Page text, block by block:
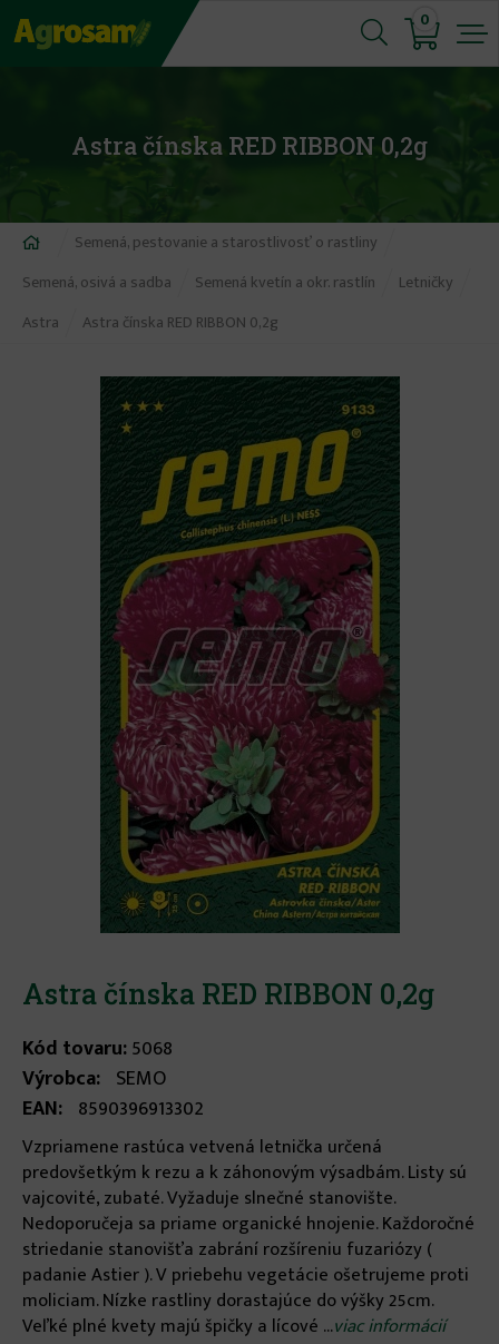
Jump
to
0
Astra čínska RED RIBBON 0,2g
Nachádzate
sa
tu
Semená, pestovanie a starostlivosť o rastliny
Semená, osivá a sadba
Semená kvetín a okr. rastlín
Letničky
Astra
Astra čínska RED RIBBON 0,2g
Astra čínska RED RIBBON 0,2g
Kód tovaru:5068
Výrobca: SEMO
EAN: 8590396913302
Vzpriamene rastúca vetvená letnička určená
predovšetkým k rezu a k záhonovým výsadbám. Listy sú
vajcovité, zubaté. Vyžaduje slnečné stanovište.
Nedoporučeja sa priame organické hnojenie. Každoročné
striedanie stanovišťa zabrání rozšíreniu fuzariózy (
padanie Astier ). V priebehu vegetácie ošetrujeme proti
moliciam. Nízke rastliny dorastajúce do výšky 25cm.
Veľké plné kvety majú špičky a lícové ...viac informácií